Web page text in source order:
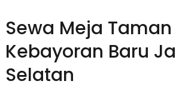
Sewa Meja
Kebayoran Baru
Selatan